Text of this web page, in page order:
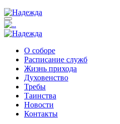
О соборе
Расписание служб
Жизнь прихода
Духовенство
Требы
Таинства
Новости
Контакты